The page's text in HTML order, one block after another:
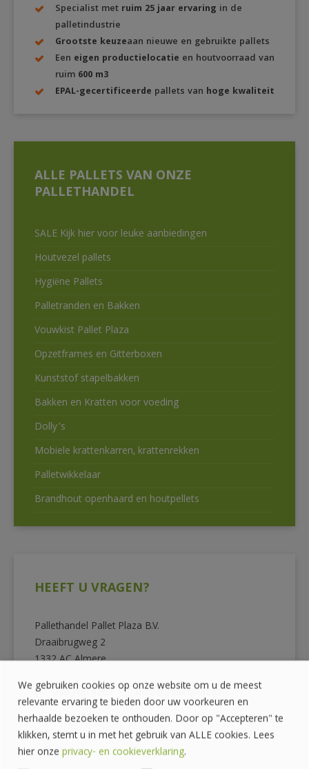
Specialist met ruim 25 jaar ervaring in de
palletindustrie
Grootste keuzeaan nieuwe en gebruikte pallets
Een eigen productielocatie en houtvoorraad van
ruim 600 m3
EPAL-gecertificeerde pallets van hoge kwaliteit
ALLE PALLETS VAN ONZE
PALLETHANDEL
SALE Kijk hier voor leuke aanbiedingen
Houtvezel pallets
Hygiëne Pallets
Palletranden en Bakken
Vouwkist Pallet Plaza
Opzetframes en Gitterboxen
Kunststof stapelbakken
Bakken en Kratten voor voeding
Dolly’s
Mobiele krattenkarren, krattenrekken
Palletwikkelaar
Brandhout openhaard en houtpellets
HEEFT U VRAGEN?
Pallethandel Pallet Plaza B.V.
Draaibrugweg 2
1332 AC Almere
036 760 4262 info@palletplaza.nl
We gebruiken cookies op onze website om u de meest
relevante ervaring te bieden door uw voorkeuren en
herhaalde bezoeken te onthouden. Door op "Accepteren" te
klikken, stemt u in met het gebruik van ALLE cookies. Lees
hier onze privacy- en cookieverklaring.